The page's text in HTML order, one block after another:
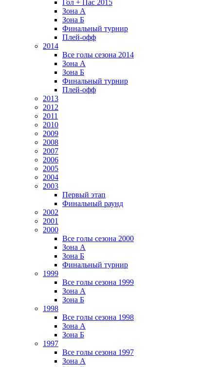
Гол + Пас 2015
Зона А
Зона Б
Финальный турнир
Плей-офф
2014
Все голы сезона 2014
Зона А
Зона Б
Финальный турнир
Плей-офф
2013
2012
2011
2010
2009
2008
2007
2006
2005
2004
2003
Первый этап
Финальный раунд
2002
2001
2000
Все голы сезона 2000
Зона А
Зона Б
Финальный турнир
1999
Все голы сезона 1999
Зона А
Зона Б
1998
Все голы сезона 1998
Зона А
Зона Б
1997
Все голы сезона 1997
Зона А